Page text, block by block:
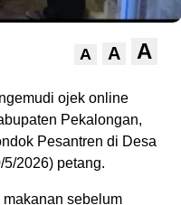
A A A
ojek online
Pekalongan,
Pesantren di Desa
2026) petang.
sebelum